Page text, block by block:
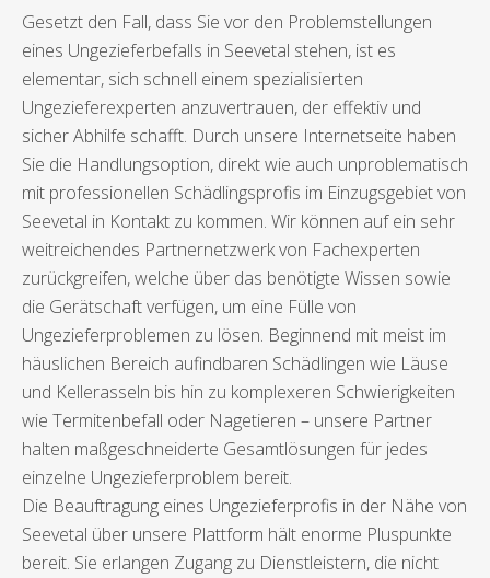
Gesetzt den Fall, dass Sie vor den Problemstellungen
eines Ungezieferbefalls in Seevetal stehen, ist es
elementar, sich schnell einem spezialisierten
Ungezieferexperten anzuvertrauen, der effektiv und
sicher Abhilfe schafft. Durch unsere Internetseite haben
Sie die Handlungsoption, direkt wie auch unproblematisch
mit professionellen Schädlingsprofis im Einzugsgebiet von
Seevetal in Kontakt zu kommen. Wir können auf ein sehr
weitreichendes Partnernetzwerk von Fachexperten
zurückgreifen, welche über das benötigte Wissen sowie
die Gerätschaft verfügen, um eine Fülle von
Ungezieferproblemen zu lösen. Beginnend mit meist im
häuslichen Bereich aufindbaren Schädlingen wie Läuse
und Kellerasseln bis hin zu komplexeren Schwierigkeiten
wie Termitenbefall oder Nagetieren – unsere Partner
halten maßgeschneiderte Gesamtlösungen für jedes
einzelne Ungezieferproblem bereit.
Die Beauftragung eines Ungezieferprofis in der Nähe von
Seevetal über unsere Plattform hält enorme Pluspunkte
bereit. Sie erlangen Zugang zu Dienstleistern, die nicht